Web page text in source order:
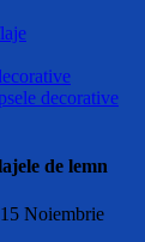
decorative
de lemn
Noiembrie